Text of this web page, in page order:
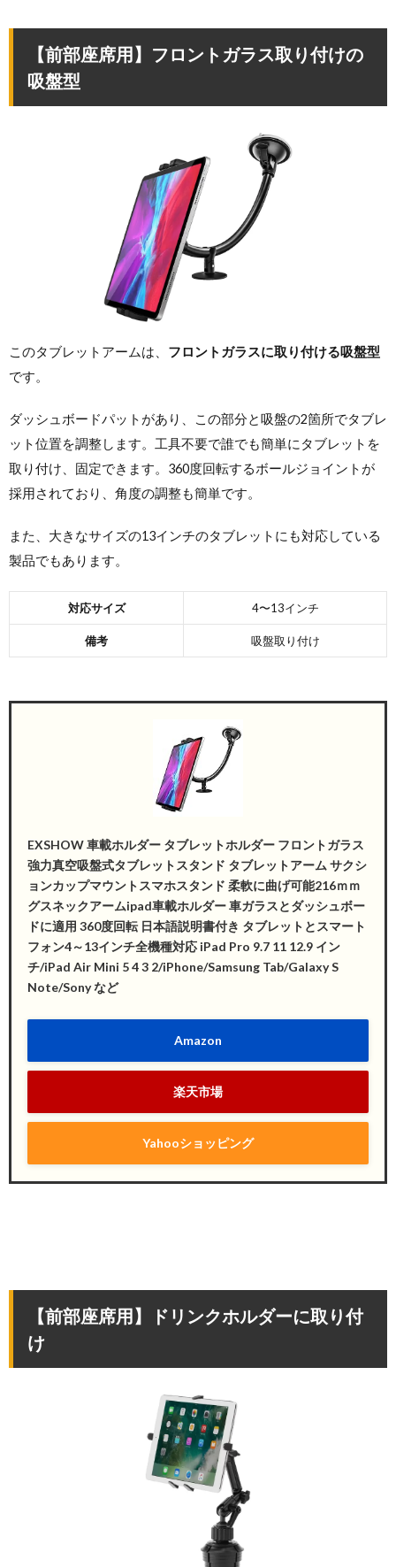
【前部座席用】フロントガラス取り付けの
吸盤型
このタブレットアームは、 フロントガラスに取り付ける吸盤型
です。
ダッシュボードパットがあり、この部分と吸盤の2箇所でタブレ
ット位置を調整します。工具不要で誰でも簡単にタブレットを
取り付け、固定できます。360度回転するボールジョイントが
採用されており、角度の調整も簡単です。
また、大きなサイズの13インチのタブレットにも対応している
製品でもあります。
対応サイズ 4〜13インチ
備考 吸盤取り付け
EXSHOW 車載ホルダー タブレットホルダー フロントガラス
強力真空吸盤式タブレットスタンド タブレットアーム サクシ
ョンカップマウントスマホスタンド 柔軟に曲げ可能216ｍｍ
グスネックアームipad車載ホルダー 車ガラスとダッシュボー
ドに適用 360度回転 日本語説明書付き タブレットとスマート
フォン4～13インチ全機種対応 iPad Pro 9.7 11 12.9 イン
チ/iPad Air Mini 5 4 3 2/iPhone/Samsung Tab/Galaxy S
Note/Sony など
Amazon
楽天市場
Yahooショッピング
【前部座席用】ドリンクホルダーに取り付
け